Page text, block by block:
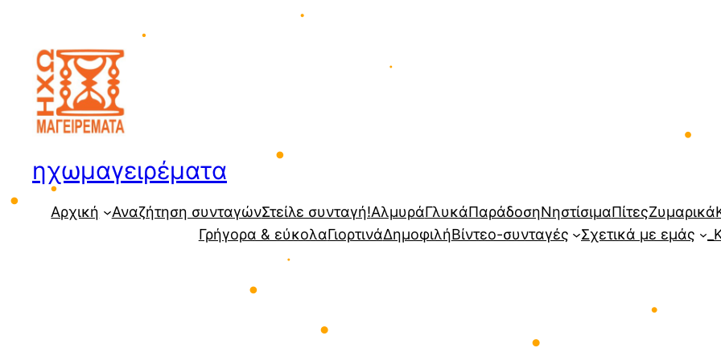
περιεχόμενο
ηχωμαγειρέματα
Αρχική Αναζήτηση συνταγώνΣτείλε συνταγή!ΑλμυράΓλυκάΠαράδοσηΝηστίσιμαΠίτεςΖυμαρικά
Γρήγορα & εύκολαΓιορτινάΔημοφιλήΒίντεο-συνταγές Σχετικά με εμάς